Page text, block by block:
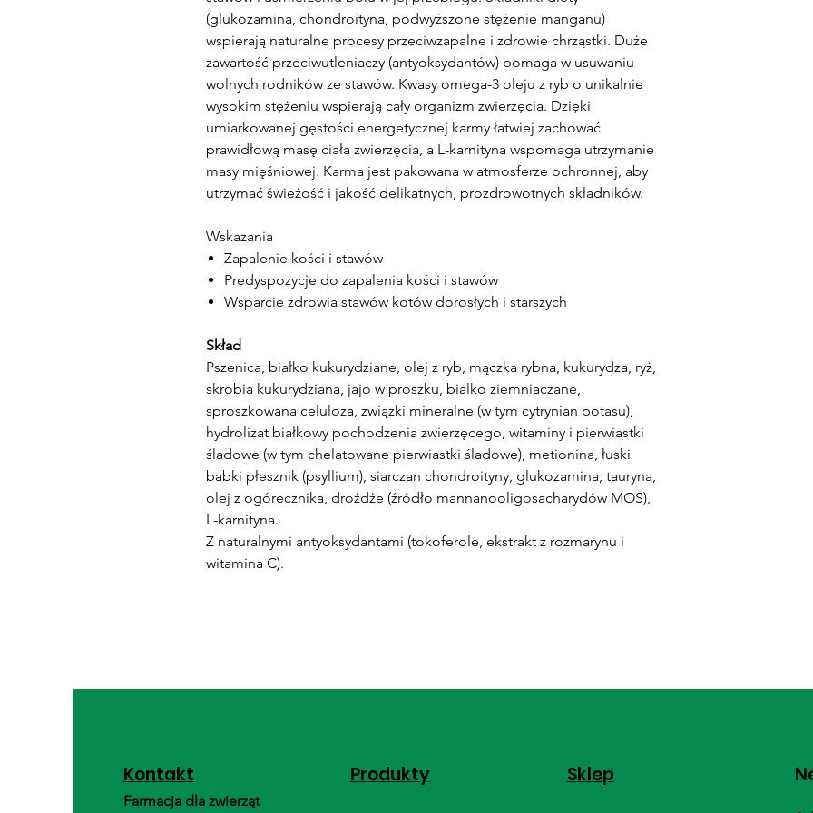
(glukozamina, chondroityna, podwyższone stężenie manganu)
wspierają naturalne procesy przeciwzapalne i zdrowie chrząstki. Duże
zawartość przeciwutleniaczy (antyoksydantów) pomaga w usuwaniu
wolnych rodników ze stawów. Kwasy omega-3 oleju z ryb o unikalnie
wysokim stężeniu wspierają cały organizm zwierzęcia. Dzięki
umiarkowanej gęstości energetycznej karmy łatwiej zachować
prawidłową masę ciała zwierzęcia, a L-karnityna wspomaga utrzymanie
masy mięśniowej. Karma jest pakowana w atmosferze ochronnej, aby
utrzymać świeżość i jakość delikatnych, prozdrowotnych składników.
Wskazania
Zapalenie kości i stawów
Predyspozycje do zapalenia kości i stawów
Wsparcie zdrowia stawów kotów dorosłych i starszych
Skład
Pszenica, białko kukurydziane, olej z ryb, mączka rybna, kukurydza, ryż,
skrobia kukurydziana, jajo w proszku, bialko ziemniaczane,
sproszkowana celuloza, związki mineralne (w tym cytrynian potasu),
hydrolizat białkowy pochodzenia zwierzęcego, witaminy i pierwiastki
śladowe (w tym chelatowane pierwiastki śladowe), metionina, łuski
babki płesznik (psyllium), siarczan chondroityny, glukozamina, tauryna,
olej z ogórecznika, drożdże (źródło mannanooligosacharydów MOS),
L-karnityna.
Z naturalnymi antyoksydantami (tokoferole, ekstrakt z rozmarynu i
witamina C).
Kontakt
Farmacja dla zwierząt
Produkty Sklep